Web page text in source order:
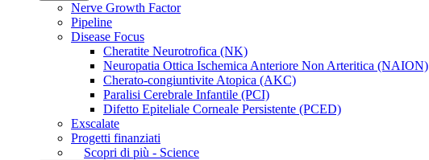
Nerve Growth Factor
Pipeline
Disease Focus
Cheratite Neurotrofica (NK)
Neuropatia Ottica Ischemica Anteriore Non Arteritica (NAION)
Cherato-congiuntivite Atopica (AKC)
Paralisi Cerebrale Infantile (PCI)
Difetto Epiteliale Corneale Persistente (PCED)
Exscalate
Progetti finanziati
Scopri di più - Science